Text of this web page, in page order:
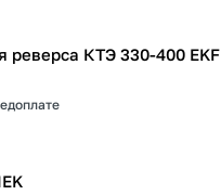
КТЭ 330-400 EKF